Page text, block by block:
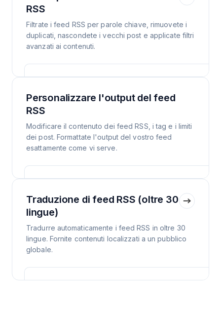
RSS
Filtrate i feed RSS per parole chiave, rimuovete i
duplicati, nascondete i vecchi post e applicate filtri
avanzati ai contenuti.
Personalizzare l'output del feed
RSS
Modificare il contenuto dei feed RSS, i tag e i limiti
dei post. Formattate l'output del vostro feed
esattamente come vi serve.
Traduzione di feed RSS (oltre 30
lingue)
Tradurre automaticamente i feed RSS in oltre 30
lingue. Fornite contenuti localizzati a un pubblico
globale.